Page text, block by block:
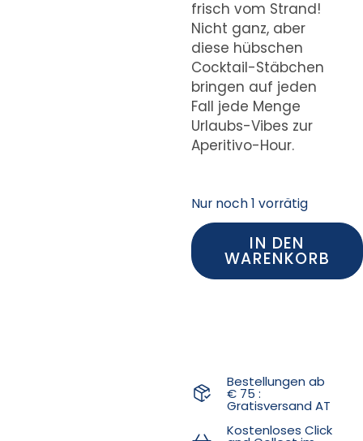
frisch vom Strand!
Nicht ganz, aber
diese hübschen
Cocktail-Stäbchen
bringen auf jeden
Fall jede Menge
Urlaubs-Vibes zur
Aperitivo-Hour.
Nur noch 1 vorrätig
IN DEN
WARENKORB
Bestellungen ab
€ 75 :
Gratisversand AT
Kostenloses Click